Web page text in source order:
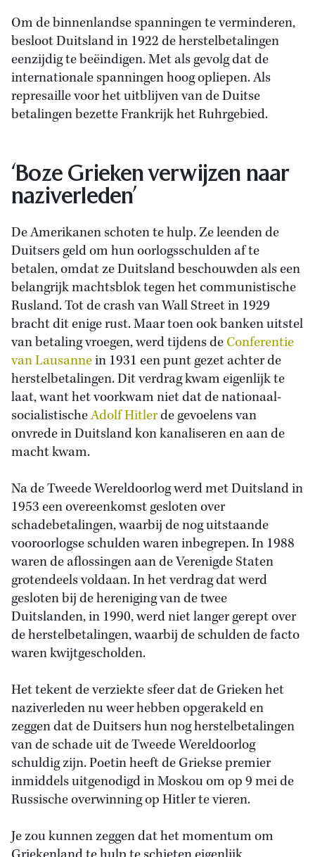
Om de binnenlandse spanningen te verminderen,
besloot Duitsland in 1922 de herstelbetalingen
eenzijdig te beëindigen. Met als gevolg dat de
internationale spanningen hoog opliepen. Als
represaille voor het uitblijven van de Duitse
betalingen bezette Frankrijk het Ruhrgebied.
‘Boze Grieken verwijzen naar
naziverleden’
De Amerikanen schoten te hulp. Ze leenden de
Duitsers geld om hun oorlogsschulden af te
betalen, omdat ze Duitsland beschouwden als een
belangrijk machtsblok tegen het communistische
Rusland. Tot de crash van Wall Street in 1929
bracht dit enige rust. Maar toen ook banken uitstel
van betaling vroegen, werd tijdens deConferentie
van Lausannein 1931 een punt gezet achter de
herstelbetalingen. Dit verdrag kwam eigenlijk te
laat, want het voorkwam niet dat de nationaal-
socialistischeAdolf Hitlerde gevoelens van
onvrede in Duitsland kon kanaliseren en aan de
macht kwam.
Na de Tweede Wereldoorlog werd met Duitsland in
1953 een overeenkomst gesloten over
schadebetalingen, waarbij de nog uitstaande
vooroorlogse schulden waren inbegrepen. In 1988
waren de aflossingen aan de Verenigde Staten
grotendeels voldaan. In het verdrag dat werd
gesloten bij de hereniging van de twee
Duitslanden, in 1990, werd niet langer gerept over
de herstelbetalingen, waarbij de schulden de facto
waren kwijtgescholden.
Het tekent de verziekte sfeer dat de Grieken het
naziverleden nu weer hebben opgerakeld en
zeggen dat de Duitsers hun nog herstelbetalingen
van de schade uit de Tweede Wereldoorlog
schuldig zijn. Poetin heeft de Griekse premier
inmiddels uitgenodigd in Moskou om op 9 mei de
Russische overwinning op Hitler te vieren.
Je zou kunnen zeggen dat het momentum om